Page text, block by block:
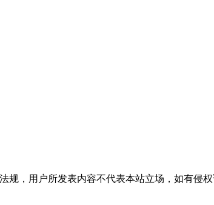
规，用户所发表内容不代表本站立场，如有侵